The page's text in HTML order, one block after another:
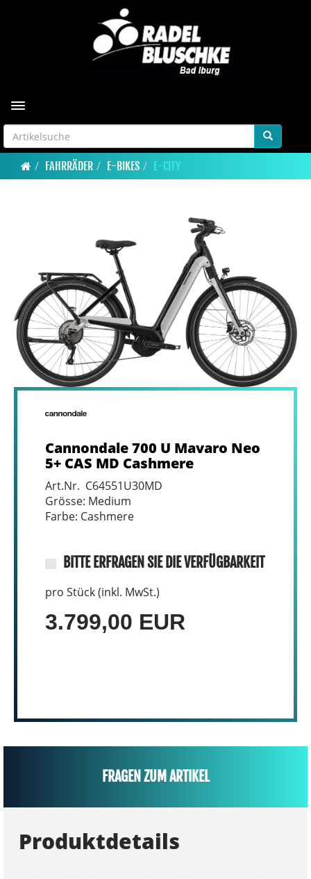
Toggle navigation
FAHRRÄDER E-BIKES E-CITY
Cannondale 700 U Mavaro Neo
5+ CAS MD Cashmere
Art.Nr. C64551U30MD
Grösse: Medium
Farbe: Cashmere
BITTE ERFRAGEN SIE DIE VERFÜGBARKEIT
pro Stück (inkl. MwSt.)
3.799,00 EUR
FRAGEN ZUM ARTIKEL
Produktdetails